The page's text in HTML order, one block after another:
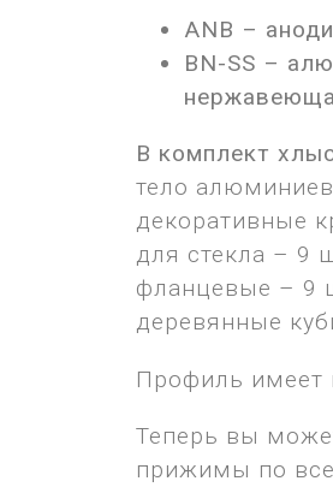
ANB –
BN-SS –
В комплект
тело
декоративные
для стекла – 9
фланцевые – 9
деревянные
Профиль имеет
Теперь вы
прижимы по